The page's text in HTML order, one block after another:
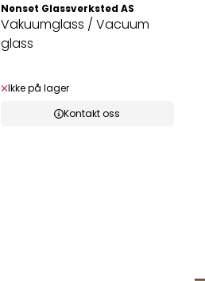
Nenset Glassverksted AS
Vakuumglass / Vacuum
glass
Ikke på lager
Kontakt oss